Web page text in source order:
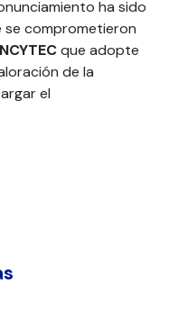
ha sido
se comprometieron
que adopte
de la
el